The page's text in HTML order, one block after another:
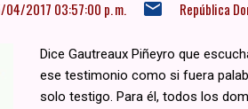
04/2017 03:57:00 p. m. República
Dice Gautreaux Piñeyro que
ese testimonio como si fuera
solo testigo. Para él, todos los